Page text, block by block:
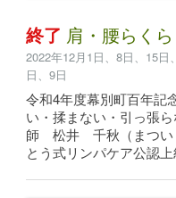
終了 肩・腰らく
2022年12月1日、8日、15日
日、9日
令和4年度幕別町百年記
い・揉まない・引っ張
師 松井 千秋（ま
とう式リンパケア公認